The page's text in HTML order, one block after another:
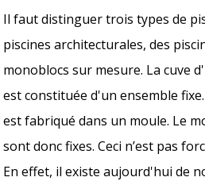
Il faut distinguer trois types de
piscines architecturales, des
monoblocs sur mesure. La cuve
est constituée d'un ensemble
est fabriqué dans un moule. Le
sont donc fixes. Ceci n’est pas
En effet, il existe aujourd'hui de